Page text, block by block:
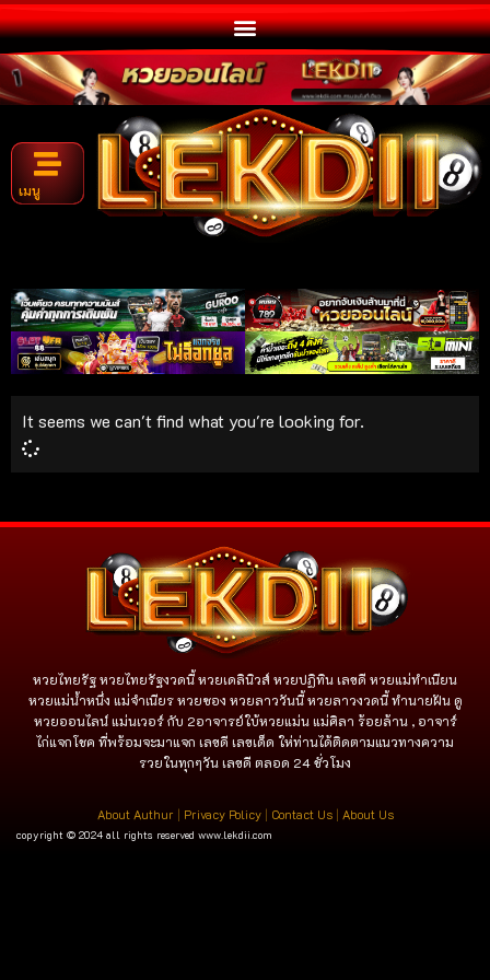
เมนู
It seems we can't find what you're looking for.
หวยไทยรัฐ หวยไทยรัฐงวดนี้ หวยเดลินิวส์ หวยปฏิทิน เลขดี หวยแม่ทำเนียน
หวยแม่น้ำหนึ่ง แม่จําเนียร หวยซอง หวยลาววันนี้ หวยลาวงวดนี้ ทำนายฝัน ดู
หวยออนไลน์ แม่นเวอร์ กับ 2อาจารย์ใบ้หวยแม่น แม่ศิลา ร้อยล้าน , อาจาร์
ไก่แจกโชค ที่พร้อมจะมาแจก เลขดี เลขเด็ด ให่ท่านได้ติดตามแนวทางความ
รวยในทุกๆวัน เลขดี ตลอด 24 ชั่วโมง
About Authur | Privacy Policy| Contact Us| About Us
copyright © 2024 all rights reserved www.lekdii.com